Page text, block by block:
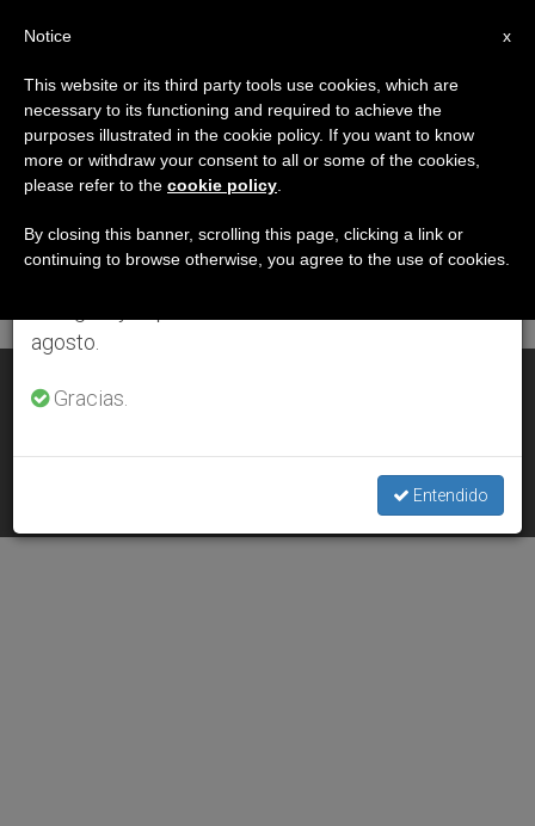
DÍA
Noviembre 17th, 2008
ÚLTIMAS NOTICIAS
NOV 17, 2008 00:00
×
Aviso importante
Del 27 de julio al 7 de agosto haremos la pausa
anual, aprovechando que en el periodo de verano
se generan menos informaciones y también el
agosto.
Gracias.
Entendido
x
Notice
This website or its third party tools use cookies, which are
necessary to its functioning and required to achieve the
purposes illustrated in the cookie policy. If you want to know
more or withdraw your consent to all or some of the cookies,
please refer to the cookie policy
By closing this banner, scrolling this page, clicking a link or
continuing to browse otherwise, you agree to the use of cookies.